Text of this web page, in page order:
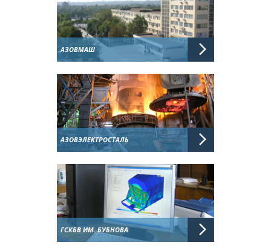
АЗОВМАШ
АЗОВЭЛЕКТРОСТАЛЬ
ГСКБВ ИМ. БУБНОВА